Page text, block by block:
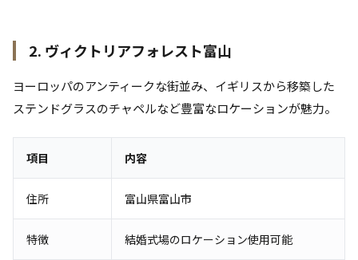
2. ヴィクトリアフォレスト富山
ヨーロッパのアンティークな街並み、イギリスから移築した
ステンドグラスのチャペルなど豊富なロケーションが魅力。
項目 内容
住所 富山県富山市
特徴 結婚式場のロケーション使用可能